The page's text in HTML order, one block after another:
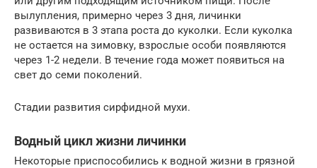
вылупления, примерно через 3 дня, личинки
развиваются в 3 этапа роста до куколки. Если куколка
не остается на зимовку, взрослые особи появляются
через 1-2 недели. В течение года может появиться на
свет до семи поколений.
Стадии развития сирфидной мухи.
Водный цикл жизни личинки
Некоторые приспособились к водной жизни в грязной